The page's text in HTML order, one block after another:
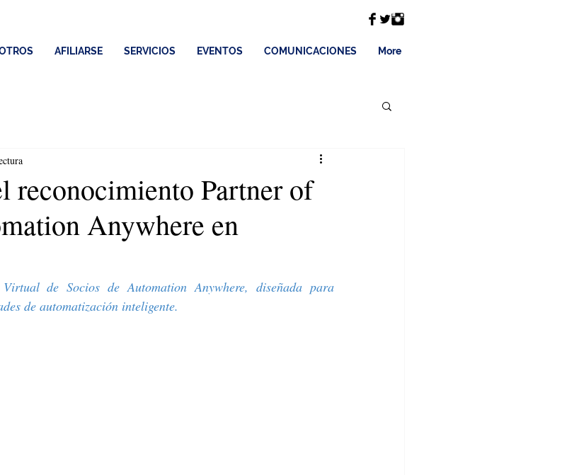
AFILIARSE SERVICIOS EVENTOS COMUNICACIONES More
reconocimiento Partner of
Anywhere en
de Socios de Automation Anywhere, diseñada para
de automatización inteligente.